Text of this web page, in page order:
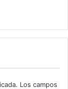
Los campos